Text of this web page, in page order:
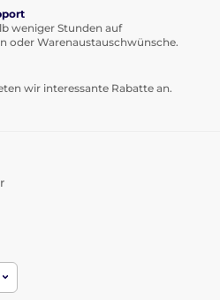
weniger Stunden auf
oder Warenaustauschwünsche.
wir interessante Rabatte an.